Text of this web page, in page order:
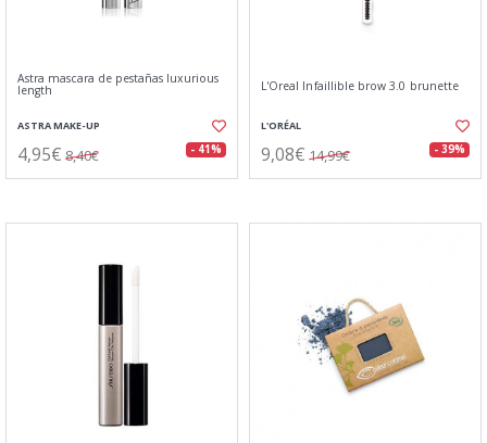
Astra mascara de pestañas luxurious
length
ASTRA MAKE-UP
4,95€ 8,40€ - 41%
L'Oreal Infaillible brow 3.0 brunette
L'ORÉAL
9,08€ 14,99€ - 39%